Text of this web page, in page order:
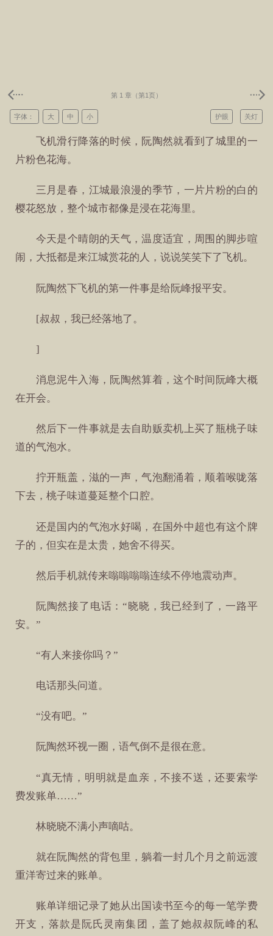
第 1 章（第1页）
关灯
护眼
字体： 大 中 小
飞机滑行降落的时候，阮陶然就看到了城里的一
片粉色花海。
三月是春，江城最浪漫的季节，一片片粉的白的
樱花怒放，整个城市都像是浸在花海里。
今天是个晴朗的天气，温度适宜，周围的脚步喧
闹，大抵都是来江城赏花的人，说说笑笑下了飞机。
阮陶然下飞机的第一件事是给阮峰报平安。
[叔叔，我已经落地了。
]
消息泥牛入海，阮陶然算着，这个时间阮峰大概
在开会。
然后下一件事就是去自助贩卖机上买了瓶桃子味
道的气泡水。
拧开瓶盖，滋的一声，气泡翻涌着，顺着喉咙落
下去，桃子味道蔓延整个口腔。
还是国内的气泡水好喝，在国外中超也有这个牌
子的，但实在是太贵，她舍不得买。
然后手机就传来嗡嗡嗡嗡连续不停地震动声。
阮陶然接了电话：“晓晓，我已经到了，一路平
安。”
“有人来接你吗？”
电话那头问道。
“没有吧。”
阮陶然环视一圈，语气倒不是很在意。
“真无情，明明就是血亲，不接不送，还要索学
费发账单……”
林晓晓不满小声嘀咕。
就在阮陶然的背包里，躺着一封几个月之前远渡
重洋寄过来的账单。
账单详细记录了她从出国读书至今的每一笔学费
开支，落款是阮氏灵南集团，盖了她叔叔阮峰的私